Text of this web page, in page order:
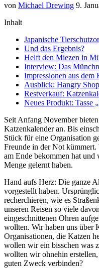
von Michael Drewing 9.
Inhalt
Japanische
Und das Ergebnis?
Helft den Miezen in
Interview: Das
Impressionen aus dem
Ausblick: Hangry Shop
Restverkauf:
Neues Produkt: Tasse
Seit Anfang November
Katzenkalender an. Bis
Stück für eine Organisation
Freunde in der Not kümmert.
am Ende bekommen hat und
Menge gelernt haben.
Hand aufs Herz: Die ganze
vorgestellt haben.
recherchieren, wie es
unseren Reisen so viele
eingeschnittenen Ohren
wollten. Wir haben uns über
Organisationen, die Katzen
wollen wir ein bisschen was
wollten wir ohnehin
guten Zweck verbinden?